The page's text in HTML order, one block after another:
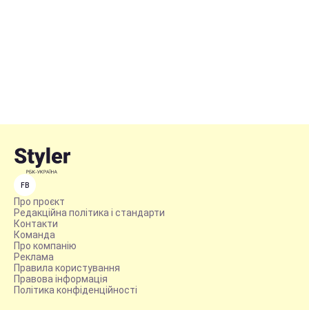
FB
Про проєкт
Редакційна політика і стандарти
Контакти
Команда
Про компанію
Реклама
Правила користування
Правова інформація
Політика конфіденційності